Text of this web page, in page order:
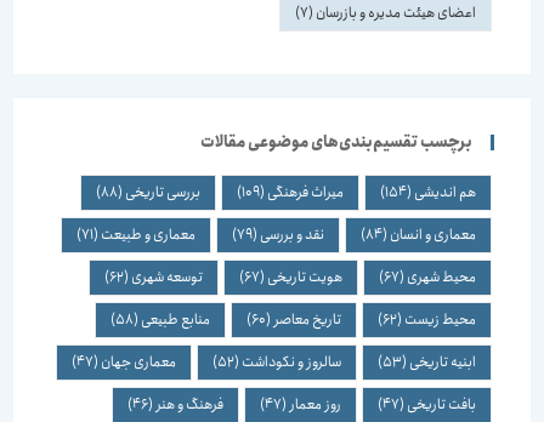
اعضای هیئت مدیره و بازرسان(7)
برچسب تقسیم‌بندی‌های موضوعی مقالات
هم اندیشی(154) میراث فرهنگی(109) بررسی تاریخی(88)
معماری و انسان(84) نقد و بررسی(79) معماری و طبیعت(71)
محیط شهری(67) هویت تاریخی(67) توسعه شهری(62)
محیط زیست(62) تاریخ معاصر(60) منابع طبیعی(58)
ابنیه تاریخی(53) سالروز و نکوداشت(52) معماری جهان(47)
بافت تاریخی(47) روز معمار(47) فرهنگ و هنر(46)